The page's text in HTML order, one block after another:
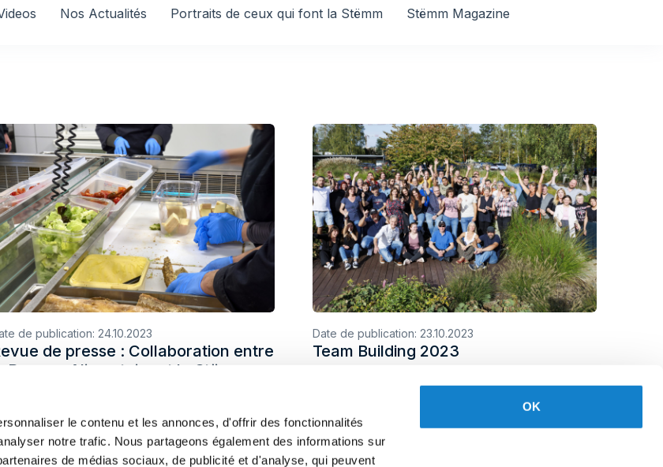
le contenu et les annonces, d'offrir des fonctionnalités
notre trafic. Nous partageons également des informations sur
de médias sociaux, de publicité et d'analyse, qui peuvent
OK
Nos Actualités Portraits de ceux qui font la Stëmm Stëmm Magazine
de publication: 24.10.2023
de presse : Collaboration entre
Banque Alimentaire et la Stëmm
Date de publication: 23.10.2023
Team Building 2023